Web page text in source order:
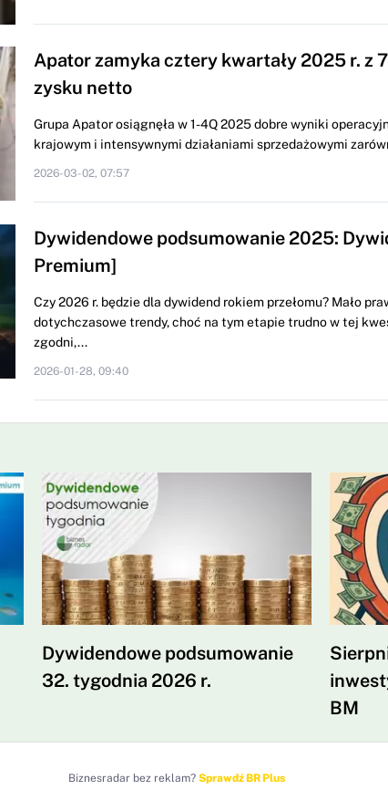
Apator zamyka cztery kwartały 2025 r. z
zysku netto
Grupa Apator osiągnęła w 1-4Q 2025 dobre wyniki
krajowym i intensywnymi działaniami sprzedażowymi
2026-03-02, 07:57
Dywidendowe podsumowanie 2025:
Premium]
Czy 2026 r. będzie dla dywidend rokiem przełomu? Mało
dotychczasowe trendy, choć na tym etapie trudno w tej
zgodni,...
2026-01-28, 09:40
Dywidendowe podsumowanie
32. tygodnia 2026 r.
BM
Biznesradar bez reklam? Sprawdź BR Plus